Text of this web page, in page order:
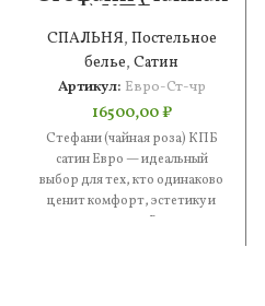
роза) КПБ сатин
Евро
СПАЛЬНЯ, Постельное
белье, Сатин
Артикул: Евро-Ст-чр
16500,00₽
Стефани (чайная роза) КПБ
сатин Евро — идеальный
выбор для тех, кто одинаково
ценит комфорт, эстетику и
практичность. В составе